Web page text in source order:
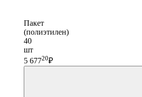
Пакет
(полиэтилен)
40
шт
5 67720₽